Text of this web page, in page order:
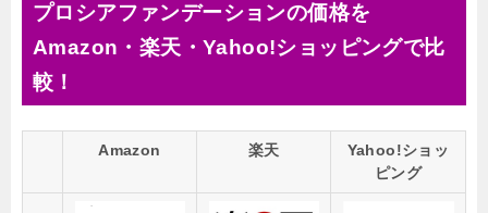
プロシアファンデーションの価格を
Amazon・楽天・Yahoo!ショッピングで比
較！
Amazon 楽天
Yahoo!ショッ
ピング